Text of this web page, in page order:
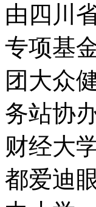
由四川
专项基
团大众
务站协
财经大
都爱迪